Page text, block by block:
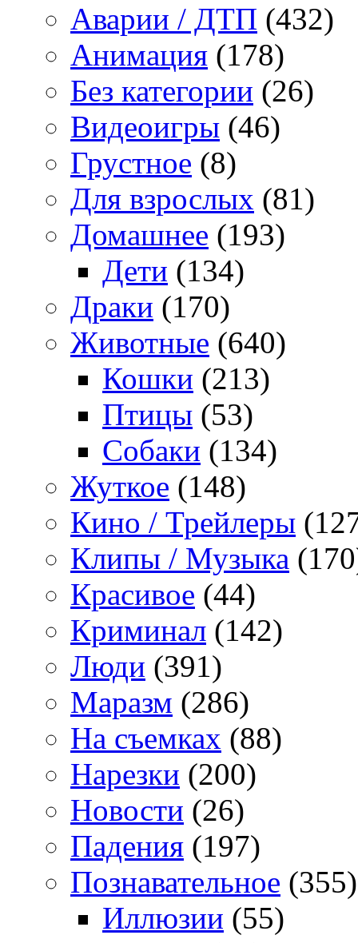
Аварии / ДТП (432)
Анимация (178)
Без категории (26)
Видеоигры (46)
Грустное (8)
Для взрослых (81)
Домашнее (193)
Дети (134)
Драки (170)
Животные (640)
Кошки (213)
Птицы (53)
Собаки (134)
Жуткое (148)
Кино / Трейлеры
Клипы / Музыка
Красивое (44)
Криминал (142)
Люди (391)
Маразм (286)
На съемках (88)
Нарезки (200)
Новости (26)
Падения (197)
Познавательное (355)
Иллюзии (55)